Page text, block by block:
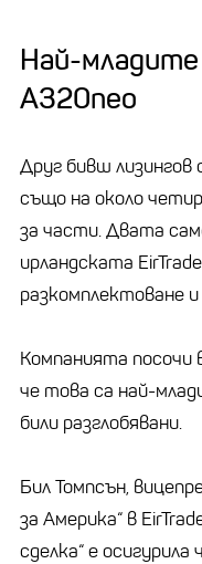
Най-младите
A320neo
Друг бивш лизингов
също на около
за части. Двата
ирландската
разкомплектоване
Компанията посочи
че това са най-
били разглобявани.
Бил Томпсън,
за Америка“ в
сделка“ е